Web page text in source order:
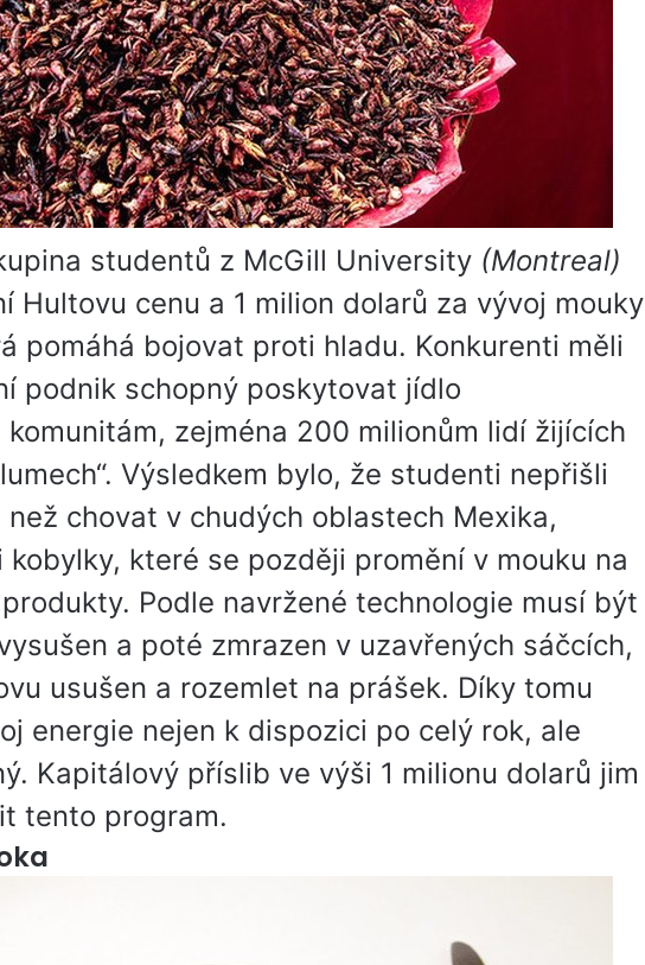
studentů z McGill University (Montreal)
Hultovu cenu a 1 milion dolarů za vývoj mouky
pomáhá bojovat proti hladu. Konkurenti měli
podnik schopný poskytovat jídlo
zejména 200 milionům lidí žijících
Výsledkem bylo, že studenti nepřišli
chovat v chudých oblastech Mexika,
kobylky, které se později promění v mouku na
Podle navržené technologie musí být
a poté zmrazen v uzavřených sáčcích,
usušen a rozemlet na prášek. Díky tomu
energie nejen k dispozici po celý rok, ale
Kapitálový příslib ve výši 1 milionu dolarů jim
tento program.